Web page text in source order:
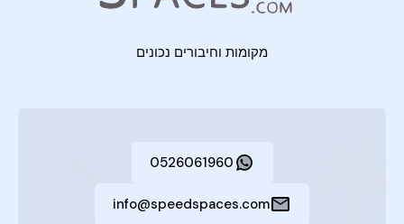
מקומות וחיבורים נכונים
0526061960
info@speedspaces.com